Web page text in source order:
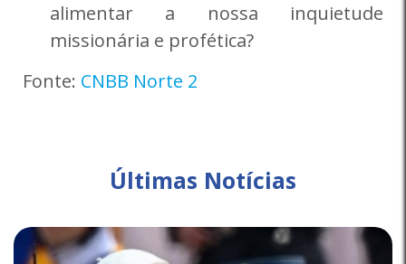
alimentar a nossa inquietude
missionária e profética?
Fonte: CNBB Norte 2
Últimas Notícias